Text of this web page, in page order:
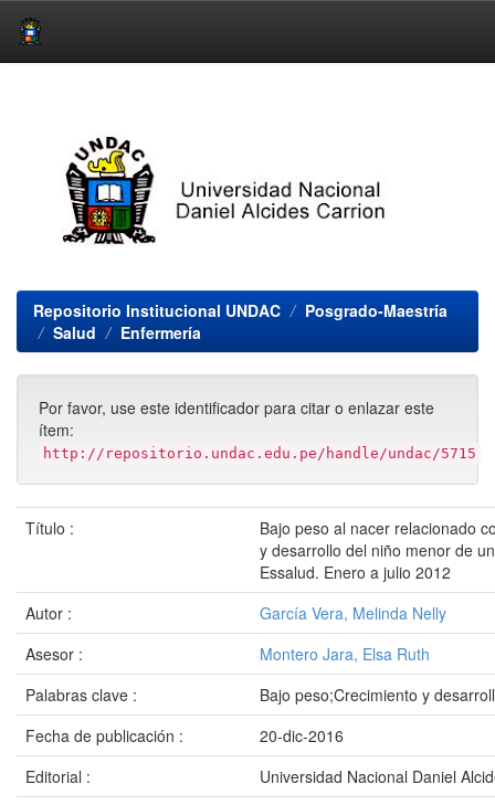
Repositorio Institucional UNDAC
Posgrado-Maestría
Salud
Enfermería
Por favor, use este identificador para citar o enlazar este
ítem:
http://repositorio.undac.edu.pe/handle/undac/5715
Título :
Bajo peso al nacer relacionado
y desarrollo del niño menor de
Essalud. Enero a julio 2012
Autor :
García Vera, Melinda Nelly
Asesor :
Montero Jara, Elsa Ruth
Palabras clave :
Bajo peso;Crecimiento y
Fecha de publicación :
20-dic-2016
Editorial :
Universidad Nacional Daniel